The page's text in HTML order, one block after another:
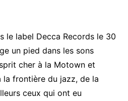
le label Decca Records le 30
un pied dans les sons
cher à la Motown et
frontière du jazz, de la
ceux qui ont eu